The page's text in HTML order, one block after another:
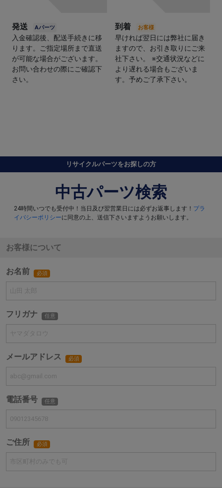
発送
入金確認後、配送手続きに移
ります。ご指定場所まで直送
が可能な場合がございます。
お問い合わせの際にご確認下
さい。
到着
早ければ翌日には弊社に届き
ますので、お引き取りにご来
社下さい。 ※交通状況などに
より遅れる場合もございま
す。予めご了承下さい。
リサイクルパーツをお探しの方
中古パーツ検索
24時間いつでも受付中！当日及び翌営業日には必ずお返事します！ プラ
イバシーポリシーに同意の上、送信下さいますようお願いします。
お客様について
お名前 必須
フリガナ 任意
メールアドレス 必須
電話番号 任意
ご住所 必須